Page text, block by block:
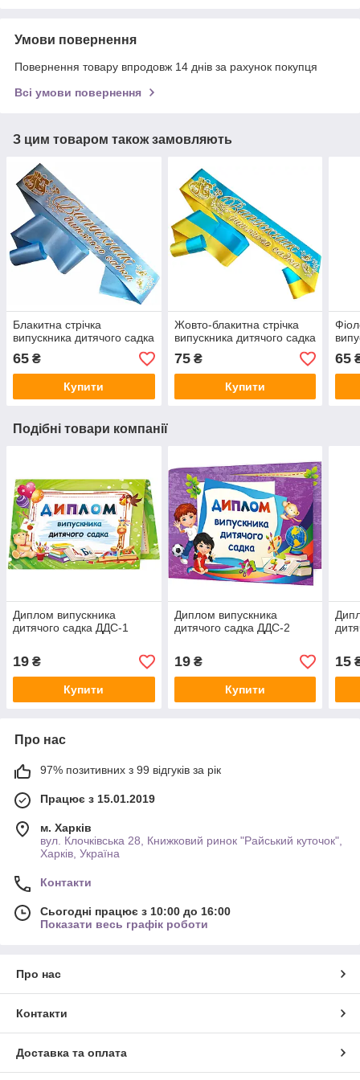
Умови повернення
Повернення товару впродовж 14 днів за рахунок покупця
Всі умови повернення
З цим товаром також замовляють
Блакитна стрічка
випускника дитячого садка
65 ₴
Купити
Жовто-блакитна стрічка
випускника дитячого садка
75₴
Купити
65
Подібні товари компанії
Диплом випускника
дитячого садка ДДС-1
19 ₴
Купити
Диплом випускника
дитячого садка ДДС-2
19₴
Купити
15
Про нас
97% позитивних з 99 відгуків за рік
Працює з 15.01.2019
м. Харків
вул. Клочківська 28, Книжковий ринок "Райський куточок",
Харків, Україна
Контакти
Сьогодні працює з 10:00 до 16:00
Показати весь графік роботи
Про нас
Контакти
Доставка та оплата